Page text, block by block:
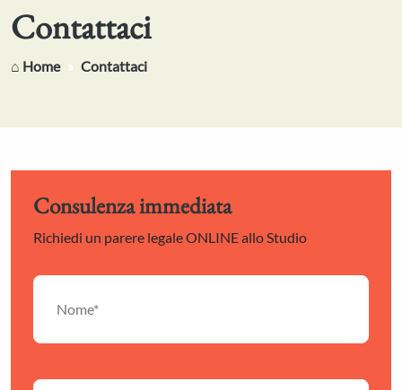
Contattaci
⌂ Home Contattaci
Consulenza immediata
Richiedi un parere legale ONLINE allo Studio